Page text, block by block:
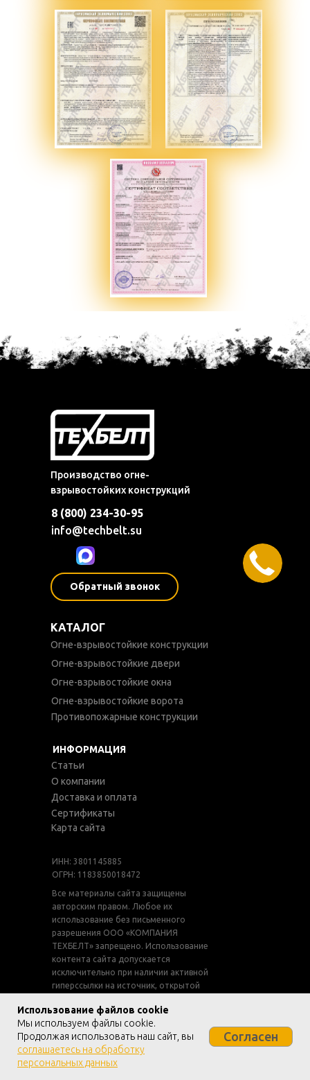
Использование файлов cookie
Мы используем файлы cookie.
Продолжая использовать наш сайт, вы
соглашаетесь на обработку
персональных данных
Согласен
Производство огне-
взрывостойких конструкций
Все материалы сайта защищены
авторским правом. Любое их
использование без письменного
разрешения ООО «КОМПАНИЯ
ТЕХБЕЛТ» запрещено. Использование
контента сайта допускается
исключительно при наличии активной
гиперссылки на источник, открытой
системами.
Нарушение указанных условий влечёт
ответственность в соответствии с
законодательством Российской
Федерации.
ИНН: 3801145885
ОГРН: 1183850018472
ИНФОРМАЦИЯ
КАТАЛОГ
Обратный звонок
Огне-взрывостойкие двери
Огне-взрывостойкие конструкции
Огне-взрывостойкие окна
Статьи
О компании
Доставка и оплата
Сертификаты
Карта сайта
8 (800) 234-30-95
info@techbelt.su
Огне-взрывостойкие ворота
Противопожарные конструкции